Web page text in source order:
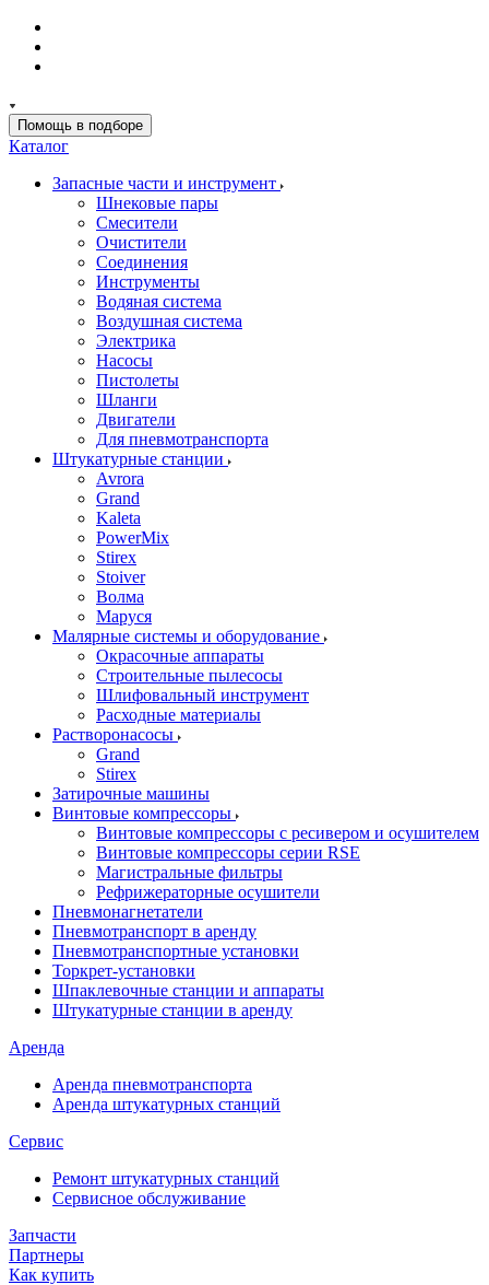
Помощь в подборе
Каталог
Запасные части и инструмент
Шнековые пары
Смесители
Очистители
Соединения
Инструменты
Водяная система
Воздушная система
Электрика
Насосы
Пистолеты
Шланги
Двигатели
Для пневмотранспорта
Штукатурные станции
Avrora
Grand
Kaleta
PowerMix
Stirex
Stoiver
Волма
Маруся
Малярные системы и оборудование
Окрасочные аппараты
Строительные пылесосы
Шлифовальный инструмент
Расходные материалы
Растворонасосы
Grand
Stirex
Затирочные машины
Винтовые компрессоры
Винтовые компрессоры с ресивером и осушителем
Винтовые компрессоры серии RSE
Магистральные фильтры
Рефрижераторные осушители
Пневмонагнетатели
Пневмотранспорт в аренду
Пневмотранспортные установки
Торкрет-установки
Шпаклевочные станции и аппараты
Штукатурные станции в аренду
Аренда
Аренда пневмотранспорта
Аренда штукатурных станций
Сервис
Ремонт штукатурных станций
Сервисное обслуживание
Запчасти
Партнеры
Как купить